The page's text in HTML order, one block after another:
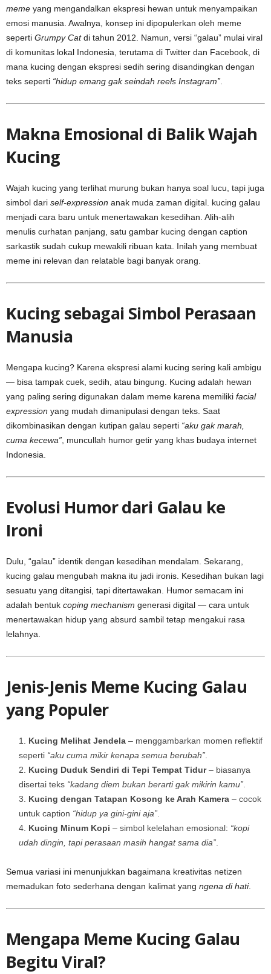
meme yang mengandalkan ekspresi hewan untuk menyampaikan
emosi manusia. Awalnya, konsep ini dipopulerkan oleh meme
seperti Grumpy Catdi tahun 2012. Namun, versi “galau” mulai viral
di komunitas lokal Indonesia, terutama di Twitter dan Facebook, di
mana kucing dengan ekspresi sedih sering disandingkan dengan
teks seperti “hidup emang gak seindah reels Instagram”
Makna Emosional di Balik Wajah
Kucing
Wajah kucing yang terlihat murung bukan hanya soal lucu, tapi juga
simbol dari self-expression anak muda zaman digital. kucing galau
menjadi cara baru untuk menertawakan kesedihan. Alih-alih
menulis curhatan panjang, satu gambar kucing dengan caption
sarkastik sudah cukup mewakili ribuan kata. Inilah yang membuat
meme ini relevan dan relatable bagi banyak orang.
Kucing sebagai Simbol Perasaan
Manusia
Mengapa kucing? Karena ekspresi alami kucing sering kali ambigu
— bisa tampak cuek, sedih, atau bingung. Kucing adalah hewan
yang paling sering digunakan dalam meme karena memiliki facial
expression yang mudah dimanipulasi dengan teks. Saat
dikombinasikan dengan kutipan galau seperti “aku gak marah,
cuma kecewa” , muncullah humor getir yang khas budaya internet
Indonesia.
Evolusi Humor dari Galau ke
Ironi
Dulu, “galau” identik dengan kesedihan mendalam. Sekarang,
kucing galau mengubah makna itu jadi ironis. Kesedihan bukan lagi
sesuatu yang ditangisi, tapi ditertawakan. Humor semacam ini
adalah bentuk coping mechanism generasi digital — cara untuk
menertawakan hidup yang absurd sambil tetap mengakui rasa
lelahnya.
Jenis-Jenis Meme Kucing Galau
yang Populer
Kucing Melihat Jendela – menggambarkan momen reflektif
seperti “aku cuma mikir kenapa semua berubah”
Kucing Duduk Sendiri di Tepi Tempat Tidur– biasanya
disertai teks “kadang diem bukan berarti gak mikirin kamu”
Kucing dengan Tatapan Kosong ke Arah Kamera – cocok
untuk caption “hidup ya gini-gini aja”
Kucing Minum Kopi – simbol kelelahan emosional: “kopi
udah dingin, tapi perasaan masih hangat sama dia”
Semua variasi ini menunjukkan bagaimana kreativitas netizen
memadukan foto sederhana dengan kalimat yang ngena di hati.
Mengapa Meme Kucing Galau
Begitu Viral?